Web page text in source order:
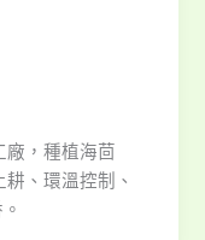
廠，種植海茴
、環溫控制、